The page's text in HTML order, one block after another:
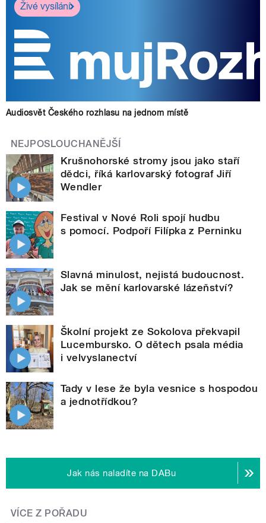
Živé vysílání
Audiosvět Českého rozhlasu na jednom místě
NEJPOSLOUCHANĚJŠÍ
Krušnohorské stromy jsou jako staří
dědci, říká karlovarský fotograf Jiří
Wendler
Festival v Nové Roli spojí hudbu
s pomocí. Podpoří Filípka z Perninku
Slavná minulost, nejistá budoucnost.
Jak se mění karlovarské lázeňství?
Školní projekt ze Sokolova překvapil
Lucembursko. O dětech psala média
i velvyslanectví
Tady v lese že byla vesnice s hospodou
a jednotřídkou?
Jak nás naladíte na DABu
VÍCE Z POŘADU